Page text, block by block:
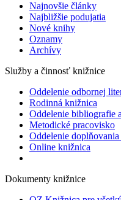
Najnovšie články
Najbližšie podujatia
Nové knihy
Oznamy
Archívy
Služby a činnosť knižnice
Oddelenie odbornej
Rodinná knižnica
Oddelenie bibliografie
Metodické pracovisko
Oddelenie
Online knižnica
Dokumenty knižnice